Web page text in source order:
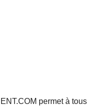
permet à tous